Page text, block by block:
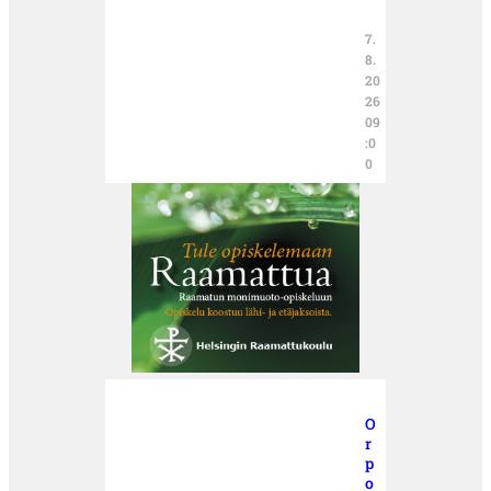
7.
8.
20
26
09
:0
0
O
r
p
o